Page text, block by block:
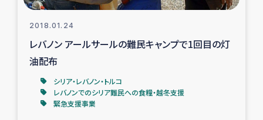
居場所づくり
ガザ空爆被災者への食料支援と農家生産支援
2018.01.24
レバノン アールサールの難民キャンプで1回目の灯
油配布
シリア・レバノン・トルコ
レバノンでのシリア難民への食糧・越冬支援
緊急支援事業